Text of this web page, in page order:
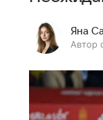
Яна
Автор